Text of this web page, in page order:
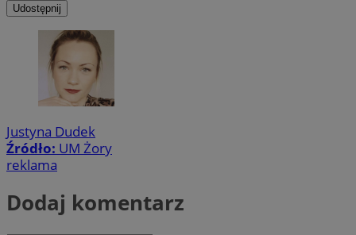
Udostępnij
Justyna Dudek
Źródło: UM Żory
reklama
Dodaj komentarz